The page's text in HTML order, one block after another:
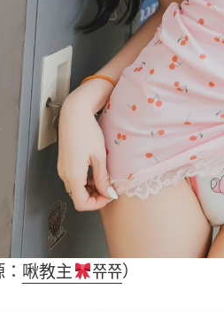
啾教主 쮸쮸）